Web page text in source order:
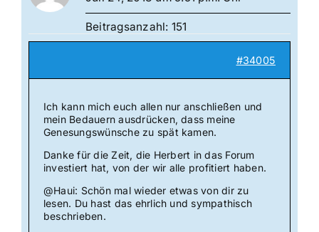
Beitragsanzahl: 151
#34005
Ich kann mich euch allen nur anschließen und
mein Bedauern ausdrücken, dass meine
Genesungswünsche zu spät kamen.
Danke für die Zeit, die Herbert in das Forum
investiert hat, von der wir alle profitiert haben.
@Haui: Schön mal wieder etwas von dir zu
lesen. Du hast das ehrlich und sympathisch
beschrieben.